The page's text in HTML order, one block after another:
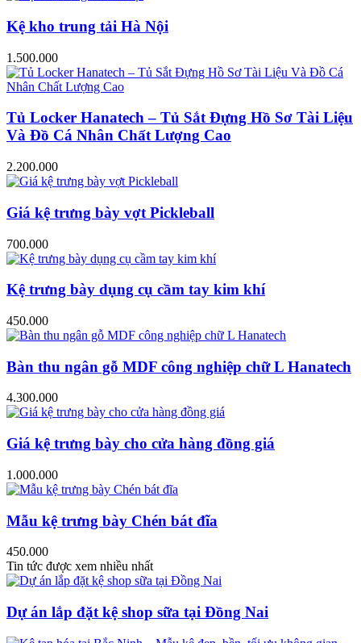
Kệ kho trung tải Hà Nội
1.500.000
Tủ Locker Hanatech – Tủ Sắt Đựng Hồ Sơ Tài Liệu
Và Đồ Cá Nhân Chất Lượng Cao
2.200.000
Giá kệ trưng bày vợt Pickleball
700.000
Kệ trưng bày dụng cụ cầm tay kim khí
450.000
Bàn thu ngân gỗ MDF công nghiệp chữ L Hanatech
4.300.000
Giá kệ trưng bày cho cửa hàng đồng giá
1.000.000
Mẫu kệ trưng bày Chén bát đĩa
450.000
Tin tức được xem nhiều nhất
Dự án lắp đặt kệ shop sữa tại Đồng Nai